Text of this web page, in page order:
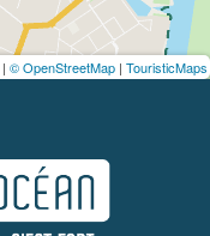
| © OpenStreetMap | TouristicMaps